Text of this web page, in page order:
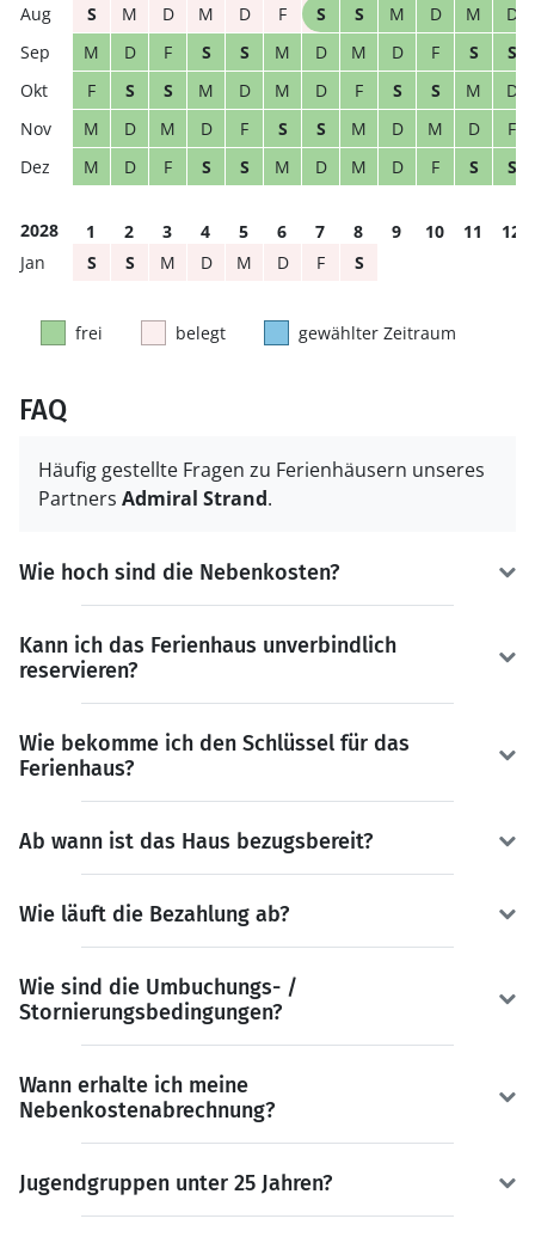
S M D M D F S S M D M
D
M
D F S S M D M D F S
S
F
S S M D M D F S S M
D
M
D M D F S S M D M D
F
M
D F S S M D M D F S S
2028 1 2 3 4 5 6 7 8 9 10 11
12
S
S M D M D F S
frei belegt gewählter Zeitraum
FAQ
Häufig gestellte Fragen zu Ferienhäusern unseres
Partners Admiral Strand.
Wie hoch sind die Nebenkosten?
Kann ich das Ferienhaus unverbindlich
reservieren?
Wie bekomme ich den Schlüssel für das
Ferienhaus?
Ab wann ist das Haus bezugsbereit?
Wie läuft die Bezahlung ab?
Wie sind die Umbuchungs- /
Stornierungsbedingungen?
Wann erhalte ich meine
Nebenkostenabrechnung?
Jugendgruppen unter 25 Jahren?